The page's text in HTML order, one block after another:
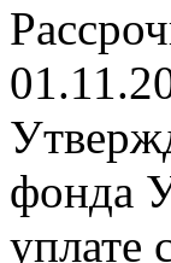
фонда
уплате